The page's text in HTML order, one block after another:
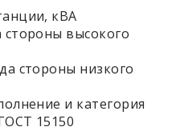
кВА
высокого
стороны низкого
и категория
15150